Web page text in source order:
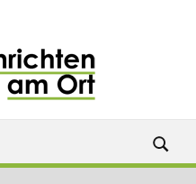
ORT